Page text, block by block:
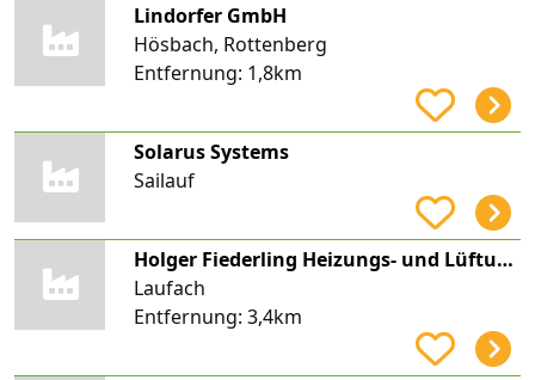
Lindorfer GmbH
Hösbach, Rottenberg
Entfernung: 1,8km
Solarus Systems
Sailauf
Holger Fiederling Heizungs- und Lüftungsbau
Laufach
Entfernung: 3,4km